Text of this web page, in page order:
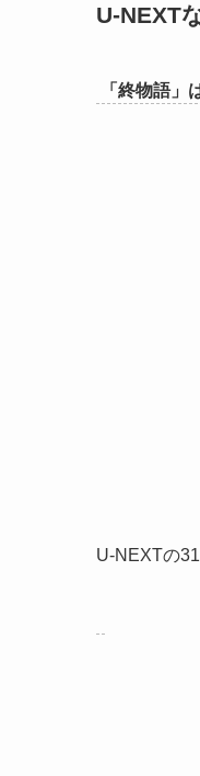
U-NEXT
「終物語」
U-NEXTの